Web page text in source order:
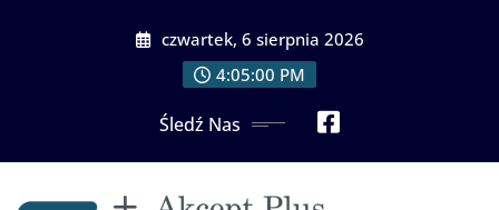
czwartek, 6 sierpnia 2026
4:05:02 PM
Śledź Nas